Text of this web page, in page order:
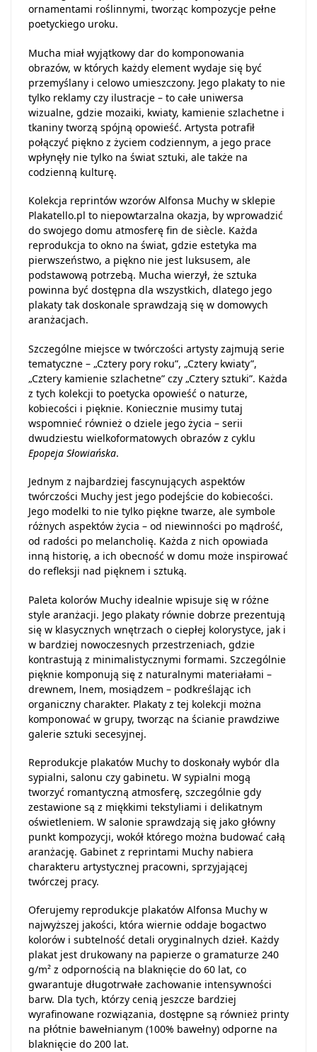
ornamentami roślinnymi, tworząc kompozycje pełne
poetyckiego uroku.
Mucha miał wyjątkowy dar do komponowania
obrazów, w których każdy element wydaje się być
przemyślany i celowo umieszczony. Jego plakaty to nie
tylko reklamy czy ilustracje – to całe uniwersa
wizualne, gdzie mozaiki, kwiaty, kamienie szlachetne i
tkaniny tworzą spójną opowieść. Artysta potrafił
połączyć piękno z życiem codziennym, a jego prace
wpłynęły nie tylko na świat sztuki, ale także na
codzienną kulturę.
Kolekcja reprintów wzorów Alfonsa Muchy w sklepie
Plakatello.pl to niepowtarzalna okazja, by wprowadzić
do swojego domu atmosferę fin de siècle. Każda
reprodukcja to okno na świat, gdzie estetyka ma
pierwszeństwo, a piękno nie jest luksusem, ale
podstawową potrzebą. Mucha wierzył, że sztuka
powinna być dostępna dla wszystkich, dlatego jego
plakaty tak doskonale sprawdzają się w domowych
aranżacjach.
Szczególne miejsce w twórczości artysty zajmują serie
tematyczne – „Cztery pory roku”, „Cztery kwiaty”,
„Cztery kamienie szlachetne” czy „Cztery sztuki”. Każda
z tych kolekcji to poetycka opowieść o naturze,
kobiecości i pięknie. Koniecznie musimy tutaj
wspomnieć również o dziele jego życia – serii
dwudziestu wielkoformatowych obrazów z cyklu
Epopeja Słowiańska.
Jednym z najbardziej fascynujących aspektów
twórczości Muchy jest jego podejście do kobiecości.
Jego modelki to nie tylko piękne twarze, ale symbole
różnych aspektów życia – od niewinności po mądrość,
od radości po melancholię. Każda z nich opowiada
inną historię, a ich obecność w domu może inspirować
do refleksji nad pięknem i sztuką.
Paleta kolorów Muchy idealnie wpisuje się w różne
style aranżacji. Jego plakaty równie dobrze prezentują
się w klasycznych wnętrzach o ciepłej kolorystyce, jak i
w bardziej nowoczesnych przestrzeniach, gdzie
kontrastują z minimalistycznymi formami. Szczególnie
pięknie komponują się z naturalnymi materiałami –
drewnem, lnem, mosiądzem – podkreślając ich
organiczny charakter. Plakaty z tej kolekcji można
komponować w grupy, tworząc na ścianie prawdziwe
galerie sztuki secesyjnej.
Reprodukcje plakatów Muchy to doskonały wybór dla
sypialni, salonu czy gabinetu. W sypialni mogą
tworzyć romantyczną atmosferę, szczególnie gdy
zestawione są z miękkimi tekstyliami i delikatnym
oświetleniem. W salonie sprawdzają się jako główny
punkt kompozycji, wokół którego można budować całą
aranżację. Gabinet z reprintami Muchy nabiera
charakteru artystycznej pracowni, sprzyjającej
twórczej pracy.
Oferujemy reprodukcje plakatów Alfonsa Muchy w
najwyższej jakości, która wiernie oddaje bogactwo
kolorów i subtelność detali oryginalnych dzieł. Każdy
plakat jest drukowany na papierze o gramaturze 240
g/m² z odpornością na blaknięcie do 60 lat, co
gwarantuje długotrwałe zachowanie intensywności
barw. Dla tych, którzy cenią jeszcze bardziej
wyrafinowane rozwiązania, dostępne są również printy
na płótnie bawełnianym (100% bawełny) odporne na
blaknięcie do 200 lat.